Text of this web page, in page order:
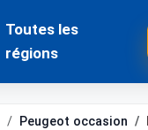
Toutes les
régions
Peugeot occasion